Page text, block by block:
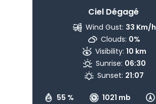
Ciel Dégagé
55 % 1021 mb
Wind Gust: 33 Km/h
Clouds: 0%
Visibility: 10 km
Sunrise: 06:30
Sunset: 21:07